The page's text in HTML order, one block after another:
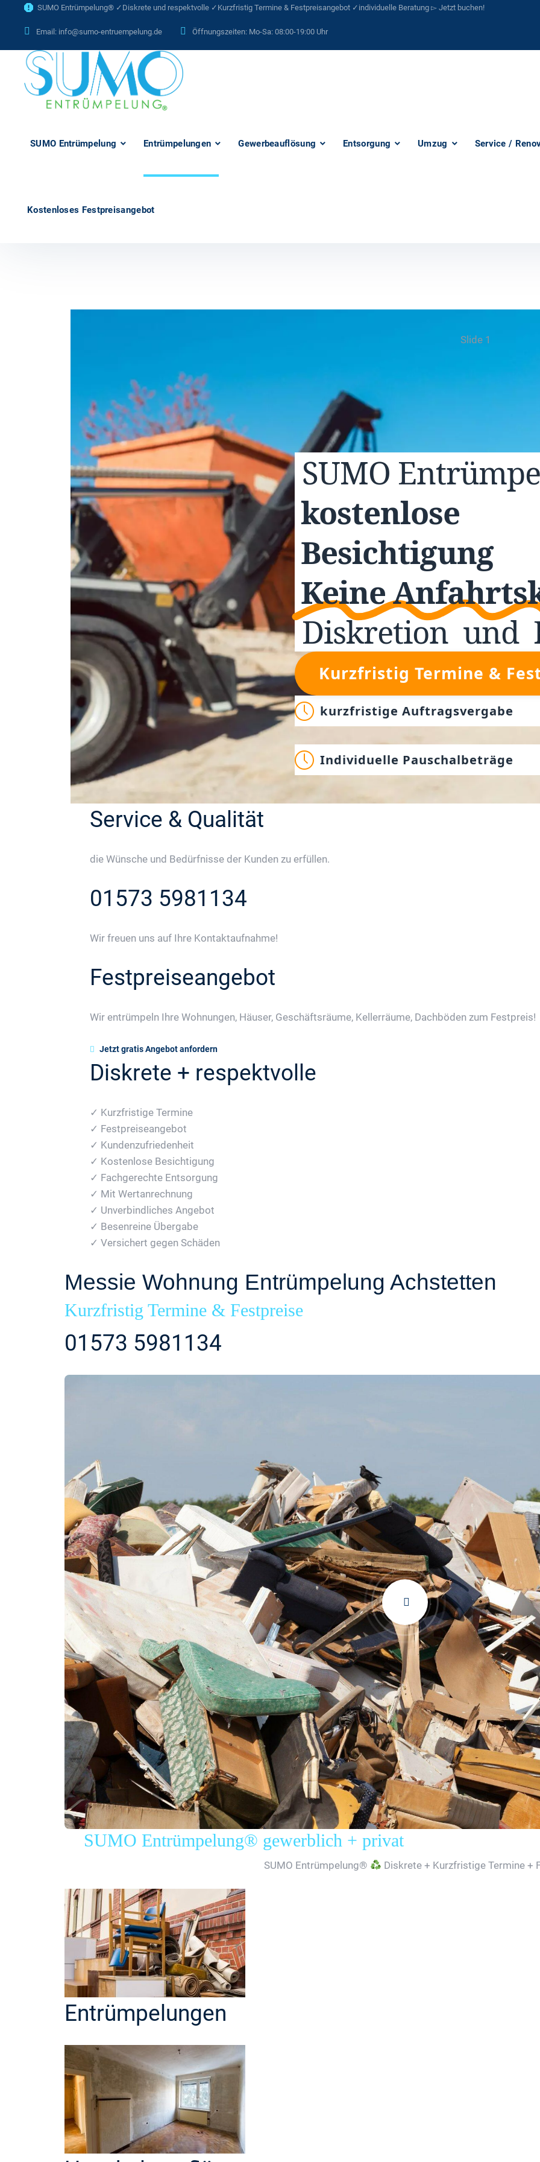
SUMO Entrümpelung® ✓Diskrete und respektvolle ✓Kurzfristig Termine & Festpreisangebot ✓individuelle Beratung ▻ Jetzt buchen!
Email: info@sumo-entruempelung.de Öffnungszeiten: Mo-Sa: 08:00-19:00 Uhr
SUMO Entrümpelung Entrümpelungen Gewerbeauflösung Entsorgung Umzug Service /
Kostenloses Festpreisangebot
Slide 1
SUMO
kostenlose
Besichtigung
Keine
Diskretion und
Kurzfristig Termine &
kurzfristige Auftragsvergabe
Individuelle Pauschalbeträge
Service & Qualität
die Wünsche und Bedürfnisse der Kunden zu erfüllen.
01573 5981134
Wir freuen uns auf Ihre Kontaktaufnahme!
Festpreiseangebot
Wir entrümpeln Ihre Wohnungen, Häuser, Geschäftsräume, Kellerräume, Dachböden zum Festpreis!
Jetzt gratis Angebot anfordern
Diskrete + respektvolle
✓ Kurzfristige Termine
✓ Festpreiseangebot
✓ Kundenzufriedenheit
✓ Kostenlose Besichtigung
✓ Fachgerechte Entsorgung
✓ Mit Wertanrechnung
✓ Unverbindliches Angebot
✓ Besenreine Übergabe
✓ Versichert gegen Schäden
Messie Wohnung Entrümpelung Achstetten
Kurzfristig Termine & Festpreise
01573 5981134
SUMO Entrümpelung® gewerblich + privat
SUMO Entrümpelung® Diskrete + Kurzfristige Termine +
Entrümpelungen